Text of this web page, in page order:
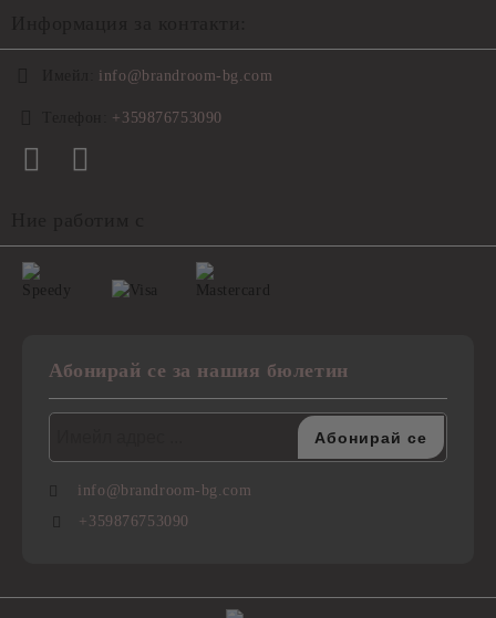
info@brandroom-bg.com
+359876753090
Абонирай се за нашия бюлетин
info@brandroom-bg.com
+359876753090